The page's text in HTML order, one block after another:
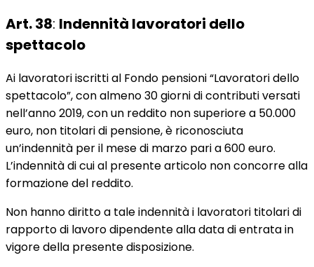
Art. 38: Indennità lavoratori dello
spettacolo
Ai lavoratori iscritti al Fondo pensioni “Lavoratori dello
spettacolo”, con almeno 30 giorni di contributi versati
nell’anno 2019, con un reddito non superiore a 50.000
euro, non titolari di pensione, è riconosciuta
un’indennità per il mese di marzo pari a 600 euro.
L’indennità di cui al presente articolo non concorre alla
formazione del reddito.
Non hanno diritto a tale indennità i lavoratori titolari di
rapporto di lavoro dipendente alla data di entrata in
vigore della presente disposizione.